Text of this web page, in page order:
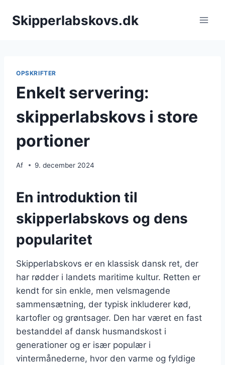
Skipperlabskovs.dk
OPSKRIFTER
Enkelt servering:
skipperlabskovs i store
portioner
Af 9. december 2024
En introduktion til
skipperlabskovs og dens
popularitet
Skipperlabskovs er en klassisk dansk ret, der
har rødder i landets maritime kultur. Retten er
kendt for sin enkle, men velsmagende
sammensætning, der typisk inkluderer kød,
kartofler og grøntsager. Den har været en fast
bestanddel af dansk husmandskost i
generationer og er især populær i
vintermånederne, hvor den varme og fyldige